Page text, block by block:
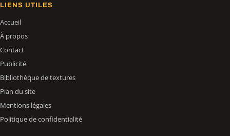
LIENS UTILES
Accueil
À propos
Contact
Publicité
Bibliothèque de textures
Plan du site
Mentions légales
Politique de confidentialité